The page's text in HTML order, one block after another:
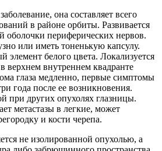
она составляет всего
в районе орбиты. Развивается
оболочки периферических нервов.
или иметь тоненькую капсулу.
элемент белого цвета. Локализуется
верхнем внутреннем квадранте
глаза медленно, первые симптомы
года после ее возникновения.
при других опухолях глазницы.
метастазы в легкие, может
и кости черепа.
не изолированной опухолью, а